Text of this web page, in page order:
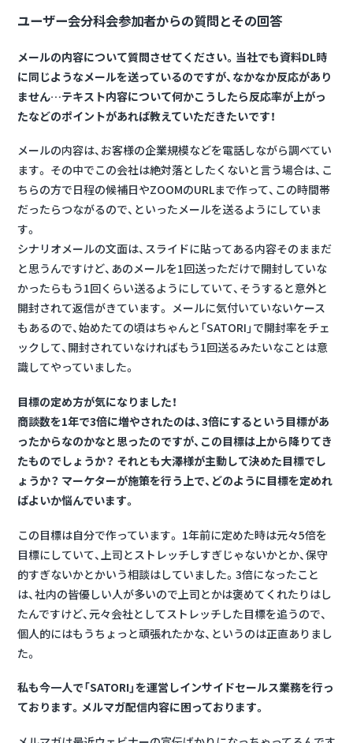
ユーザー会分科会参加者からの質問とその回答
メールの内容について質問させてください。当社でも資料DL時
に同じようなメールを送っているのですが、なかなか反応があり
ません…テキスト内容について何かこうしたら反応率が上がっ
たなどのポイントがあれば教えていただきたいです！
メールの内容は、お客様の企業規模などを電話しながら調べてい
ます。 その中でこの会社は絶対落としたくないと言う場合は、こ
ちらの方で日程の候補日やZOOMのURLまで作って、この時間帯
だったらつながるので、といったメールを送るようにしていま
す。
シナリオメールの文面は、スライドに貼ってある内容そのままだ
と思うんですけど、あのメールを1回送っただけで開封していな
かったらもう1回くらい送るようにしていて、そうすると意外と
開封されて返信がきています。 メールに気付いていないケース
もあるので、始めたての頃はちゃんと「SATORI」で開封率をチェ
ックして、開封されていなければもう1回送るみたいなことは意
識してやっていました。
目標の定め方が気になりました！
商談数を1年で3倍に増やされたのは、3倍にするという目標があ
ったからなのかなと思ったのですが、この目標は上から降りてき
たものでしょうか？ それとも大澤様が主動して決めた目標でし
ょうか？ マーケターが施策を行う上で、どのように目標を定めれ
ばよいか悩んでいます。
この目標は自分で作っています。 1年前に定めた時は元々5倍を
目標にしていて、上司とストレッチしすぎじゃないかとか、保守
的すぎないかとかいう相談はしていました。3倍になったこと
は、社内の皆優しい人が多いので上司とかは褒めてくれたりはし
たんですけど、元々会社としてストレッチした目標を追うので、
個人的にはもうちょっと頑張れたかな、というのは正直ありまし
た。
私も今一人で「SATORI」を運営しインサイドセールス業務を行っ
ております。メルマガ配信内容に困っております。